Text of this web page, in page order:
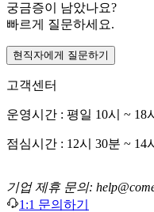
궁금증이 남았나요?
빠르게 질문하세요.
현직자에게 질문하기
고객센터
운영시간 : 평일 10시 ~ 18
점심시간 : 12시 30분 ~ 14시
기업 제휴 문의:
1:1 문의하기